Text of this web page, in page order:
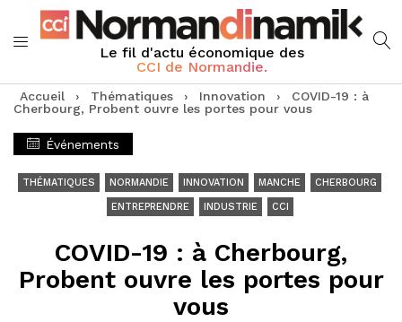
Le fil d'actu économique des
CCI de Normandie.
Accueil › Thématiques › Innovation ›
COVID-19 : à
Cherbourg, Probent ouvre les portes pour vous
Événements
THÉMATIQUES NORMANDIE INNOVATION MANCHE CHERBOURG
ENTREPRENDRE INDUSTRIE CCI
COVID-19 : à Cherbourg,
Probent ouvre les portes pour
vous